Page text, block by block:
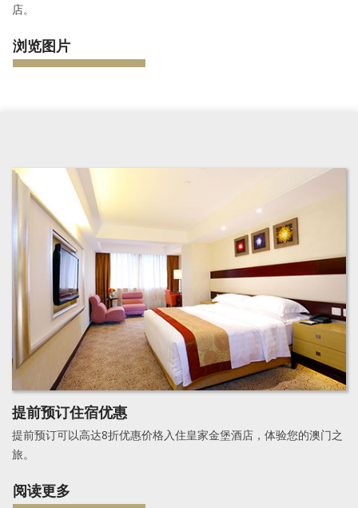
店。
浏览图片
提前预订住宿优惠
提前预订可以高达8折优惠价格入住皇家金堡酒店，体验您的澳门之
旅。
阅读更多